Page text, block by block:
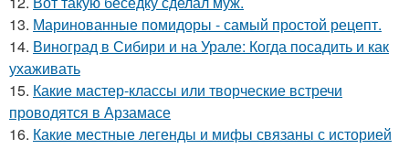
13. Маринованные помидоры - самый простой рецепт.
14. Виноград в Сибири и на Урале: Когда посадить и как
ухаживать
15. Какие мастер-классы или творческие встречи
проводятся в Арзамасе
16. Какие местные легенды и мифы связаны с историей